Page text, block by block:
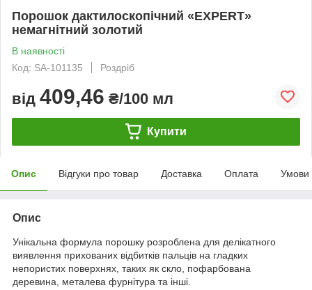
Порошок дактилоскопічний «EXPERT»
немагнітний золотий
В наявності
Код: SA-101135
Роздріб
від 409,46 ₴/100 мл
Купити
Опис Відгуки про товар Доставка Оплата Умови
Опис
Унікальна формула порошку розроблена для делікатного
виявлення прихованих відбитків пальців на гладких
непористих поверхнях, таких як скло, пофарбована
деревина, металева фурнітура та інші.